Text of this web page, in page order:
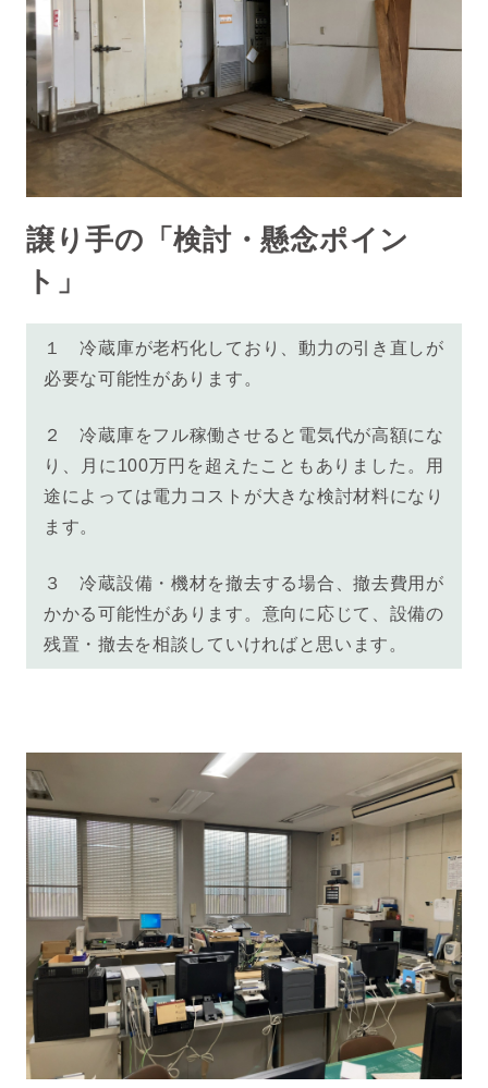
譲り手の「検討・懸念ポイン
ト」
１冷蔵庫が老朽化しており
、動力の引き直しが
必要な可能性があります。
２冷蔵庫をフル稼働させると電気代が高額にな
り、月に100万円を超えたこともありました。用
途によっては電力コストが大きな検討材料になり
ます。
３冷蔵設備・機材を撤去する場合、撤去費用が
かかる可能性があります。意向に応じて、設備の
残置・撤去を相談していければと思います。